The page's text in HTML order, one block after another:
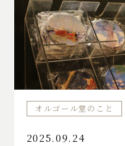
オルゴール堂のこと
2025.09.24